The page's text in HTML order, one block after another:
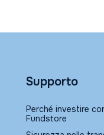
Supporto
Perché investire
Fundstore